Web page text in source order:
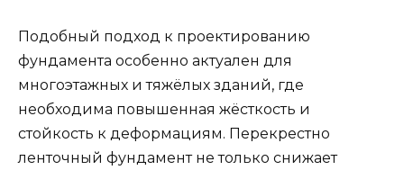
Подобный подход к проектированию
фундамента особенно актуален для
многоэтажных и тяжёлых зданий, где
необходима повышенная жёсткость и
стойкость к деформациям. Перекрестно
ленточный фундамент не только снижает